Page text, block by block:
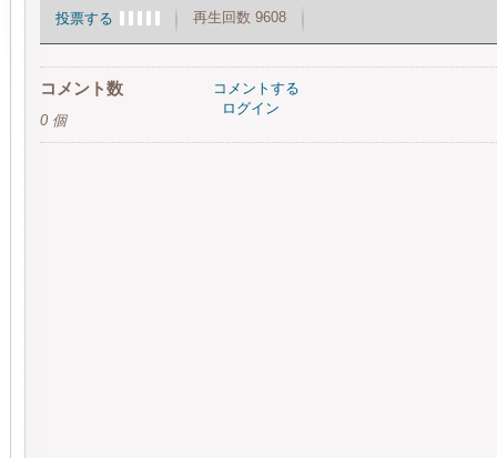
投票する 再生回数 9608
コメント数
0 個
コメントする
ログイン